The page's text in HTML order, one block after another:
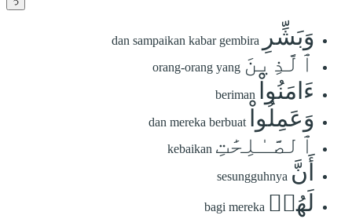
وَبَشِّرِ dan sampaikan kabar gembira
ٱلَّذِينَ orang-orang yang
ءَامَنُواْ beriman
وَعَمِلُواْ dan mereka berbuat
ٱلصَّـٰلِحَٰتِ kebaikan
أَنَّ sesungguhnya
لَهُمۡ bagi mereka